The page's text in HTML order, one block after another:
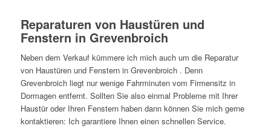
Reparaturen von Haustüren und
Fenstern in Grevenbroich
Neben dem Verkauf kümmere ich mich auch um die Reparatur
von Haustüren und Fenstern in Grevenbroich . Denn
Grevenbroich liegt nur wenige Fahrminuten vom Firmensitz in
Dormagen entfernt. Sollten Sie also einmal Probleme mit Ihrer
Haustür oder Ihren Fenstern haben dann können Sie mich gerne
kontaktieren: Ich garantiere Ihnen einen schnellen Service.